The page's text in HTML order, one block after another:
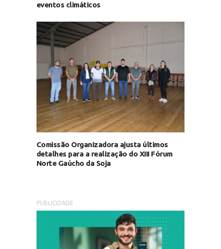
eventos climáticos
Comissão Organizadora ajusta últimos
detalhes para a realização do XIII Fórum
Norte Gaúcho da Soja
PUBLICIDADE